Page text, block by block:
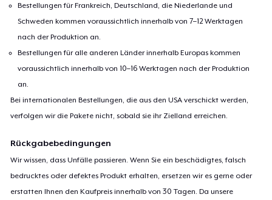
Bestellungen für Frankreich, Deutschland, die Niederlande und
Schweden kommen voraussichtlich innerhalb von 7–12 Werktagen
nach der Produktion an.
Bestellungen für alle anderen Länder innerhalb Europas kommen
voraussichtlich innerhalb von 10–16 Werktagen nach der Produktion
an.
Bei internationalen Bestellungen, die aus den USA verschickt werden,
verfolgen wir die Pakete nicht, sobald sie ihr Zielland erreichen.
Rückgabebedingungen
Wir wissen, dass Unfälle passieren. Wenn Sie ein beschädigtes, falsch
bedrucktes oder defektes Produkt erhalten, ersetzen wir es gerne oder
erstatten Ihnen den Kaufpreis innerhalb von 30 Tagen. Da unsere